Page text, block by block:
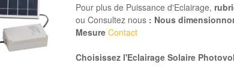
Pour plus de Puissance d'Eclairage,
ou Consultez nous : Nous
Mesure Contact
Choisissez l'Eclairage Solaire